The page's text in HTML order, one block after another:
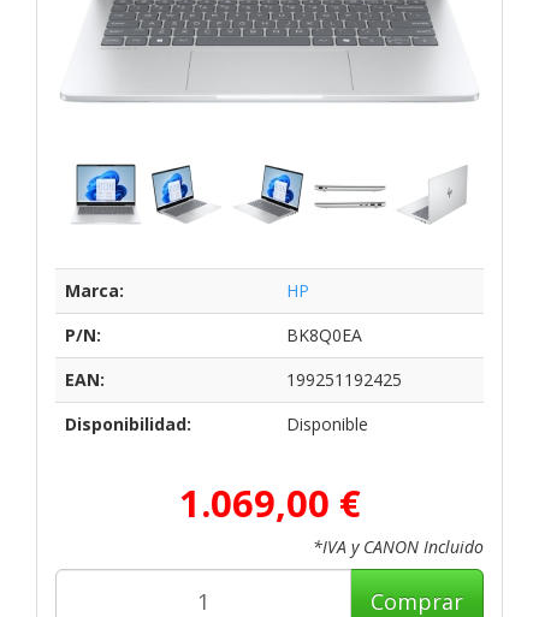
Marca:
HP
P/N:
BK8Q0EA
EAN:
199251192425
Disponibilidad:
Disponible
1.069,00 €
*IVA y CANON Incluido
Comprar